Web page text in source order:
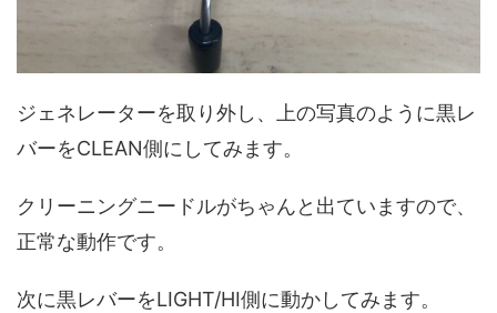
ジェネレーターを取り外し、上の写真のように黒レ
バーをCLEAN側にしてみます。
クリーニングニードルがちゃんと出ていますので、
正常な動作です。
次に黒レバーをLIGHT/HI側に動かしてみます。